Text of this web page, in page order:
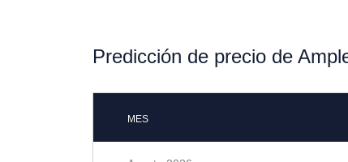
Predicción de precio de
MES